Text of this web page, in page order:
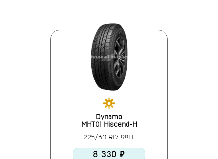
Dynamo
MHT01 Hiscend-H
225/60 R17 99H
8 330 ₽